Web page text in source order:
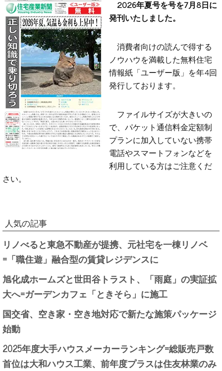
2026年夏号を号を7月8日に
発刊いたしました。
消費者向けの読んで得する
ノウハウを満載した無料住宅
情報紙「ユーザー版」を年4回
発行しております。
ファイルサイズが大きいの
で、パケット通信料金定額制
プランに加入していない携帯
電話やスマートフォンなどを
利用している方はご注意くだ
さい。
人気の記事
リノべると東急不動産が提携、元社宅を一棟リノベ
=「職住遊」融合型の賃貸レジデンスに
旭化成ホームズと世田谷トラスト、「雨庭」の実証拡
大へ=ガーデンカフェ「ときそら」に施工
国交省、空き家・空き地対応で新たな施策パッケージ
始動
2025年度大手ハウスメーカーランキング=総販売戸数
首位は大和ハウス工業、前年度プラスは住友林業のみ